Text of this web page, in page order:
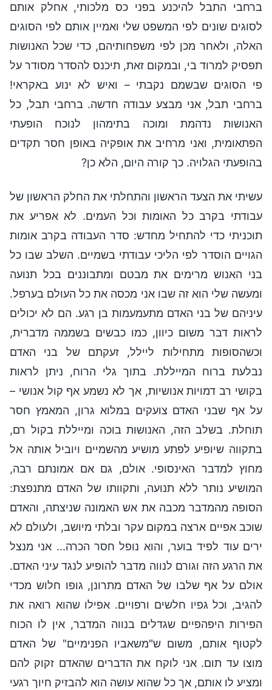
ברחבי התבל להיכנע בפני כס מלכותי, אחלק אותם
לסוגים שונים לפי המשפט שלי ואמיין אותם לפי הסוגים
האלה, ולאחר מכן לפי משפחותיהם, כדי שכל האנושות
תפסיק למרוד בי, ובמקום זאת, תיכנס להסדר מסודר על
פי הסוגים שבשמם נקבתי – ואיש לא ינוע באקראי!
ברחבי תבל, אני מבצע עבודה חדשה. ברחבי תבל, כל
האנושות נדהמת ומוכה בתימהון לנוכח הופעתי
הפתאומית, ואני מרחיב את אופקיה באופן חסר תקדים
בהופעתי הגלויה. כך קורה היום, הלא כן?
עשיתי את הצעד הראשון והתחלתי את החלק הראשון של
עבודתי בקרב כל האומות וכל העמים. לא אפריע את
תוכניתי כדי להתחיל מחדש: סדר העבודה בקרב אומות
הגויים הוסדר לפי הליכי עבודתי בשמיים. השלב שבו כל
בני האנוש מרימים את מבטם ומתבוננים בכל תנועה
ומעשה שלי הוא זה שבו אני מכסה את כל העולם בערפל.
עיניהם של בני האדם מתעמעמות בן רגע. הם לא יכולים
לראות דבר משום כיוון, כמו כבשים בשממה מדברית,
וכשהסופות מתחילות ליילל, זעקתם של בני האדם
נבלעת ברוח המייללת. בתוך גלי הרוח, ניתן לראות
בקושי רב דמויות אנושיות, אך לא נשמע אף קול אנושי –
על אף שבני האדם צועקים במלוא גרון, המאמץ חסר
תוחלת. בשלב הזה, האנושות בוכה ומייללת בקול רם,
בתקווה שיופיע לפתע מושיע מהשמיים ויוביל אותה אל
מחוץ למדבר האינסופי. אולם, גם אם אמונתם רבה,
המושיע נותר ללא תנועה, ותקוותו של האדם מתנפצת:
הסופה מהמדבר מכבה את אש האמונה שניצתה, והאדם
שוכב אפיים ארצה במקום עקר ובלתי מיושב, ולעולם לא
ירים עוד לפיד בוער, והוא נופל חסר הכרה... אני מנצל
את הרגע הזה וגורם לנווה מדבר להופיע לנגד עיני האדם.
אולם על אף שלבו של האדם מתרונן, גופו חלוש מכדי
להגיב, וכל גפיו חלשים ורפויים. אפילו שהוא רואה את
הפירות היפהפיים שגדלים בנווה המדבר, אין לו הכוח
לקטוף אותם, משום ש"משאביו הפנימיים" של האדם
מוצו עד תום. אני לוקח את הדברים שהאדם זקוק להם
ומציע לו אותם, אך כל שהוא עושה הוא להבזיק חיוך רגעי